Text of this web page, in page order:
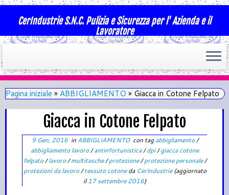
CerIndustrie S.N.C. Pulizia e Sicurezza per l' Azienda e il
Lavoratore
Pagina iniziale » ABBIGLIAMENTO » Giacca in Cotone Felpato
Giacca in Cotone Felpato
9 Gen, 2016in ABBIGLIAMENTO con tagabbigliamento/
abbigliamento lavoro/antinfortunistica/dpi/giacca cotone
felpato/lavoro/multitasche/protezione/protezione personale/
protezioni da lavoro/tessuto cotoneda CerIndustrie(aggiornato
il17 settembre 2016)